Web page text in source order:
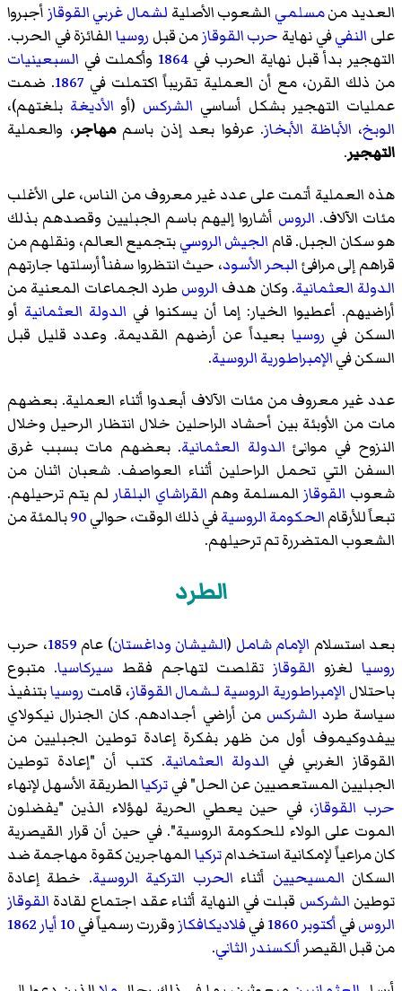
العديد منمسلمي الشعوب الأصلية لشمالغربيالقوقازأجبروا
على النفيفي نهاية حرب القوقازمن قبل روسياالفائزة في الحرب.
التهجير بدأ قبل نهاية الحرب في 1864 وأكملت في السبعينيات
من ذلك القرن، مع أن العملية تقريباً اكتملت في 1867. ضمت
عمليات التهجير بشكل أساسي الشركس (أو الأديغة بلغتهم)،
الوبخ، الأباظة الأبخاز. عرفوا بعد إذن باسممهاجر، والعملية
التهجير.
هذه العملية أتمت على عدد غير معروف من الناس، على الأغلب
مئات الآلاف. الروس أشاروا إليهم باسم الجبليين وقصدهم بذلك
هو سكان الجبل. قام الجيش الروسيبتجميع العالم، ونقلهم من
قراهم إلى مرافئالبحر الأسود، حيث انتظروا سفناْ أرسلتها جارتهم
الدولة العثمانية. وكان هدف الروس طرد الجماعات المعنية من
أراضيهم. أعطيوا الخيار: إما أن يسكنوا في الدولة العثمانية أو
السكن في روسيا بعيداً عن أرضهم القديمة. وعدد قليل قبل
السكن فيالإمبراطورية الروسية.
عدد غير معروف من مئات الآلاف أبعدوا أثناء العملية. بعضهم
مات من الأوبئة بين أحشاد الراحلين خلال انتظار الرحيل وخلال
النزوح في موانئ الدولة العثمانية. بعضهم مات بسبب غرق
السفن التي تحمل الراحلين أثناء العواصف. شعبان اثنان من
شعوب القوقازالمسلمة وهم القراشاي البلقار لم يتم ترحيلهم.
تبعاً للأرقامالحكومة الروسيةفي ذلك الوقت، حوالي90بالمئة من
الشعوب المتضررة تم ترحيلهم.
الطرد
بعد استسلام الإمام شامل (الشيشان وداغستان) عام 1859، حرب
روسيالغزو القوقازتقلصت لتهاجم فقطسيركاسيا. متبوع
باحتلال الإمبراطورية الروسية لـشمال القوقاز، قامت روسيابتنفيذ
سياسة طرد الشركس من أراضي أجدادهم. كان الجنرال نيكولاي
ييفدوكيموف أول من ظهر بفكرة إعادة توطين الجبليين من
القوقاز الغربي في الدولة العثمانية. كتب أن "إعادة توطين
الجبليين المستعصيين عن الحل" فيتركياالطريقة الأسهل لإنهاء
حرب القوقاز، في حين يعطي الحرية لهؤلاء الذين "يفضلون
الموت على الولاء للحكومة الروسية". في حين أن قرار القيصرية
كان مراعياً لإمكانية استخدامتركياالمهاجرين كقوة مهاجمة ضد
السكان المسيحيين أثناء الحرب التركية الروسية. خطة إعادة
توطين الشركس قبلت في النهاية أثناء عقد اجتماع لقادة القوقاز
الروسفيأكتوبر 1860فيفلاديكافكازوقررت رسمياً في10 أيار
1862
من قبل القيصر ألكسندر الثاني.